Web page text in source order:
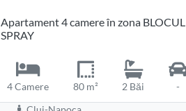
Apartament 4 camere în zona BLOCUL
SPRAY
4 Camere 80 m² 2 Băi
-